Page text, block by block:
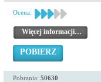
Ocena:
Więcej informacji…
POBIERZ
Pobrania: 50630